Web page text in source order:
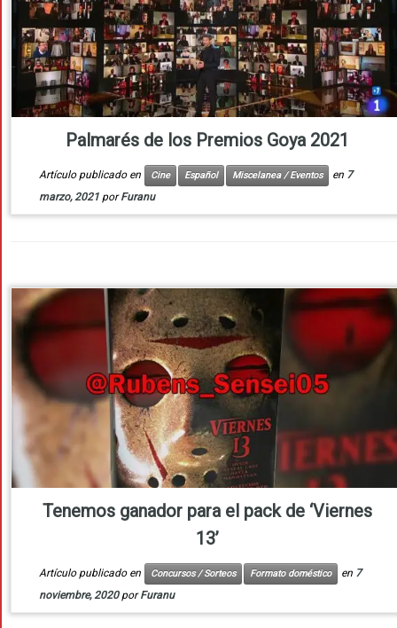
Palmarés de los Premios Goya 2021
Artículo publicado en Cine Español Miscelanea / Eventos en 7
marzo, 2021 porFuranu
Tenemos ganador para el pack de ‘Viernes
13’
Artículo publicado en Concursos / Sorteos Formato doméstico en 7
noviembre, 2020 porFuranu